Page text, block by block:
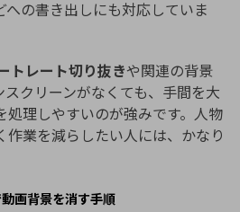
の書き出しにも対応していま
トレート切り抜きや関連の背景
クリーンがなくても、手間を大
処理しやすいのが強みです。人物
作業を減らしたい人には、かなり
画背景を消す手順